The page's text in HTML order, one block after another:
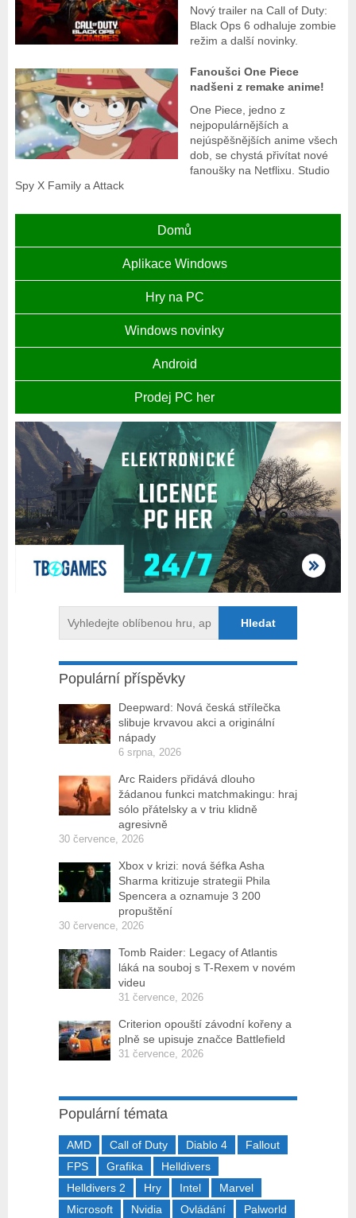
Nový trailer na Call of Duty:
Black Ops 6 odhaluje zombie
režim a další novinky.
Fanoušci One Piece
nadšeni z remake anime!
One Piece, jedno z
nejpopulárnějších a
nejúspěšnějších anime všech
dob, se chystá přivítat nové
fanoušky na Netflixu. Studio
Spy X Family a Attack
Domů
Aplikace Windows
Hry na PC
Windows novinky
Android
Prodej PC her
Populární příspěvky
Deepward: Nová česká střílečka
slibuje krvavou akci a originální
nápady
6 srpna, 2026
Arc Raiders přidává dlouho
žádanou funkci matchmakingu: hraj
sólo přátelsky a v triu klidně
agresivně
30 července, 2026
Xbox v krizi: nová šéfka Asha
Sharma kritizuje strategii Phila
Spencera a oznamuje 3 200
propuštění
30 července, 2026
Tomb Raider: Legacy of Atlantis
láká na souboj s T-Rexem v novém
videu
31 července, 2026
Criterion opouští závodní kořeny a
plně se upisuje značce Battlefield
31 července, 2026
Populární témata
AMD Call of Duty Diablo 4
Fallout
FPS
Grafika
Helldivers
Helldivers 2
Hry Intel
Marvel
Microsoft
Nvidia Ovládání
Palworld